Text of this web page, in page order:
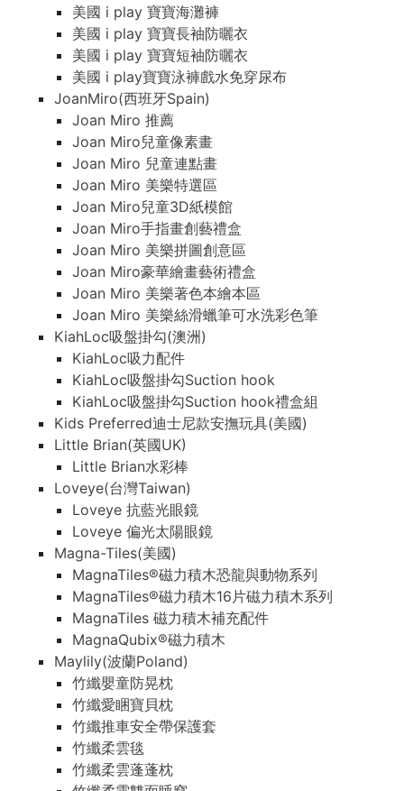
美國 i play 寶寶海灘褲
美國 i play 寶寶長袖防曬衣
美國 i play 寶寶短袖防曬衣
美國 i play寶寶泳褲戲水免穿尿布
JoanMiro(西班牙Spain)
Joan Miro 推薦
Joan Miro兒童像素畫
Joan Miro 兒童連點畫
Joan Miro 美樂特選區
Joan Miro兒童3D紙模館
Joan Miro手指畫創藝禮盒
Joan Miro 美樂拼圖創意區
Joan Miro豪華繪畫藝術禮盒
Joan Miro 美樂著色本繪本區
Joan Miro 美樂絲滑蠟筆可水洗彩色筆
KiahLoc吸盤掛勾(澳洲)
KiahLoc吸力配件
KiahLoc吸盤掛勾Suction hook
KiahLoc吸盤掛勾Suction hook禮盒組
Kids Preferred迪士尼款安撫玩具(美國)
Little Brian(英國UK)
Little Brian水彩棒
Loveye(台灣Taiwan)
Loveye 抗藍光眼鏡
Loveye 偏光太陽眼鏡
Magna-Tiles(美國)
MagnaTiles®磁力積木恐龍與動物系列
MagnaTiles®磁力積木16片磁力積木系列
MagnaTiles 磁力積木補充配件
MagnaQubix®磁力積木
Maylily(波蘭Poland)
竹纖嬰童防晃枕
竹纖愛睏寶貝枕
竹纖推車安全帶保護套
竹纖柔雲毯
竹纖柔雲蓬蓬枕